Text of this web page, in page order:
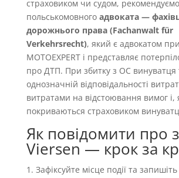
страховиком чи судом, рекомендуємо
польськомовного адвоката —
дорожнього права (Fachanwalt für
Verkehrsrecht), який є адвокатом
MOTOEXPERT і представляє
про ДТП. При збитку з OC винуватця
однозначній відповідальності
витратами на відстоювання вимог і,
покриваються страховиком
Як повідомити про
Viersen — крок за
Зафіксуйте місце події та запишіть